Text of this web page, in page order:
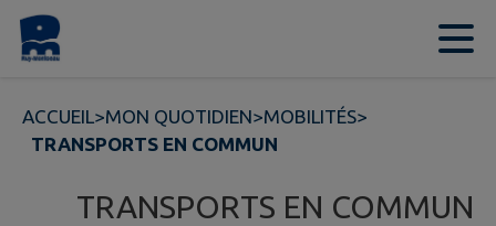
Contenu
ACCUEIL>MON QUOTIDIEN>MOBILITÉS>
TRANSPORTS EN COMMUN
TRANSPORTS EN COMMUN